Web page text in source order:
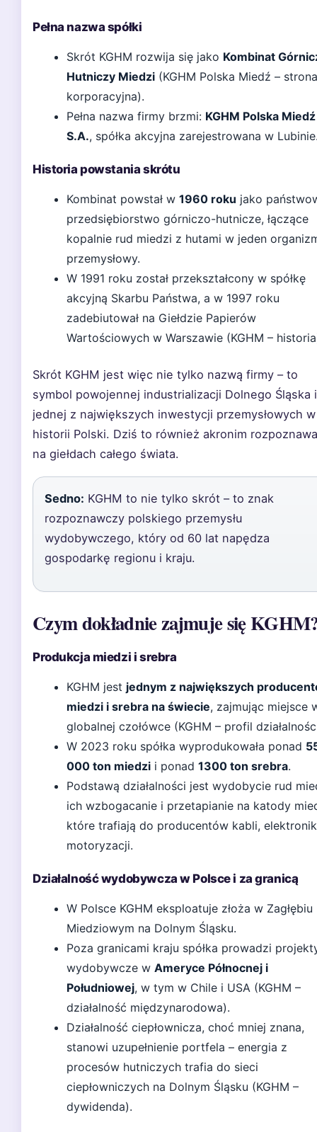
Pełna nazwa spółki
Skrót KGHM rozwija się jako Kombinat
Hutniczy Miedzi (KGHM Polska Miedź – strona
korporacyjna).
Pełna nazwa firmy brzmi: KGHM Polska Miedź
S.A., spółka akcyjna zarejestrowana w
Historia powstania skrótu
Kombinat powstał w 1960 roku jako
przedsiębiorstwo górniczo-hutnicze, łączące
kopalnie rud miedzi z hutami w jeden
przemysłowy.
W 1991 roku został przekształcony w spółkę
akcyjną Skarbu Państwa, a w 1997 roku
zadebiutował na Giełdzie Papierów
Wartościowych w Warszawie (KGHM –
Skrót KGHM jest więc nie tylko nazwą firmy – to
symbol powojennej industrializacji Dolnego Śląska i
jednej z największych inwestycji przemysłowych w
historii Polski. Dziś to również akronim
na giełdach całego świata.
Sedno: KGHM to nie tylko skrót – to znak
rozpoznawczy polskiego przemysłu
wydobywczego, który od 60 lat napędza
gospodarkę regionu i kraju.
Czym dokładnie zajmuje się
Produkcja miedzi i srebra
KGHM jest jednym z największych
miedzi i srebra na świecie, zajmując miejsce
globalnej czołówce (KGHM – profil
W 2023 roku spółka wyprodukowała ponad
000 ton miedzi i ponad 1300 ton srebra.
Podstawą działalności jest wydobycie rud
ich wzbogacanie i przetapianie na katody
które trafiają do producentów kabli,
motoryzacji.
Działalność wydobywcza w Polsce i za granicą
W Polsce KGHM eksploatuje złoża w Zagłębiu
Miedziowym na Dolnym Śląsku.
Poza granicami kraju spółka prowadzi
wydobywcze w Ameryce Północnej i
Południowej, w tym w Chile i USA (KGHM –
działalność międzynarodowa).
Działalność ciepłownicza, choć mniej znana,
stanowi uzupełnienie portfela – energia z
procesów hutniczych trafia do sieci
ciepłowniczych na Dolnym Śląsku (KGHM –
dywidenda).